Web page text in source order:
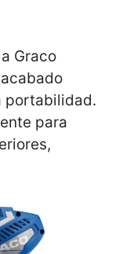
Graco
portabilidad.
para